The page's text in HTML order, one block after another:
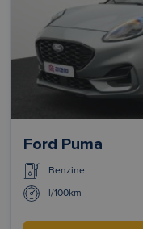
Ford Puma
Benzine
l/100km